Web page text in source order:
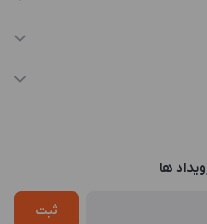
ها
ثبت